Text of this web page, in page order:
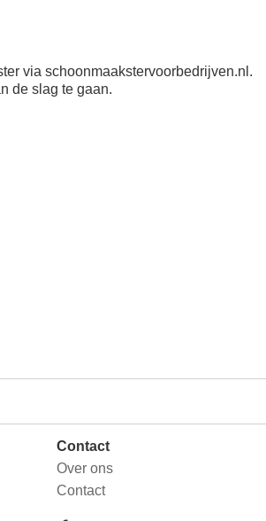
via schoonmaakstervoorbedrijven.nl.
de slag te gaan.
Contact
Over ons
Contact